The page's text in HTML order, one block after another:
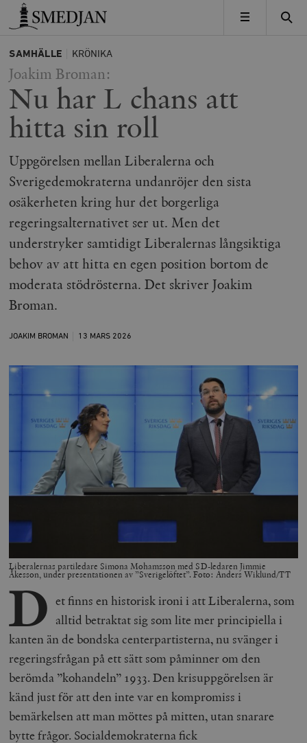
Timbro
MENY
SAMHÄLLE KRÖNIKA
Joakim Broman:
Nu har L chans att
hitta sin roll
Uppgörelsen mellan Liberalerna och
Sverigedemokraterna undanröjer den sista
osäkerheten kring hur det borgerliga
regeringsalternativet ser ut. Men det
understryker samtidigt Liberalernas långsiktiga
behov av att hitta en egen position bortom de
moderata stödrösterna. Det skriver Joakim
Broman.
JOAKIM BROMAN 13 MARS 2026
Liberalernas partiledare Simona Mohamsson med SD-ledaren Jimmie
Åkesson, under presentationen av ”Sverigelöftet”. Foto: Anders Wiklund/TT
D et finns en historisk ironi i att Liberalerna, som
alltid betraktat sig som lite mer principiella i
kanten än de bondska centerpartisterna, nu svänger i
regeringsfrågan på ett sätt som påminner om den
berömda ”kohandeln” 1933. Den krisuppgörelsen är
känd just för att den inte var en kompromiss i
bemärkelsen att man möttes på mitten, utan snarare
bytte frågor. Socialdemokraterna fick